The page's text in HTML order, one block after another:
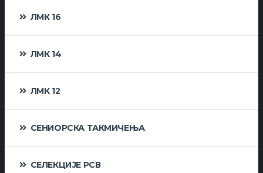
ЛМК 16
ЛМК 14
ЛМК 12
СЕНИОРСКА ТАКМИЧЕЊА
СЕЛЕКЦИЈЕ РСВ